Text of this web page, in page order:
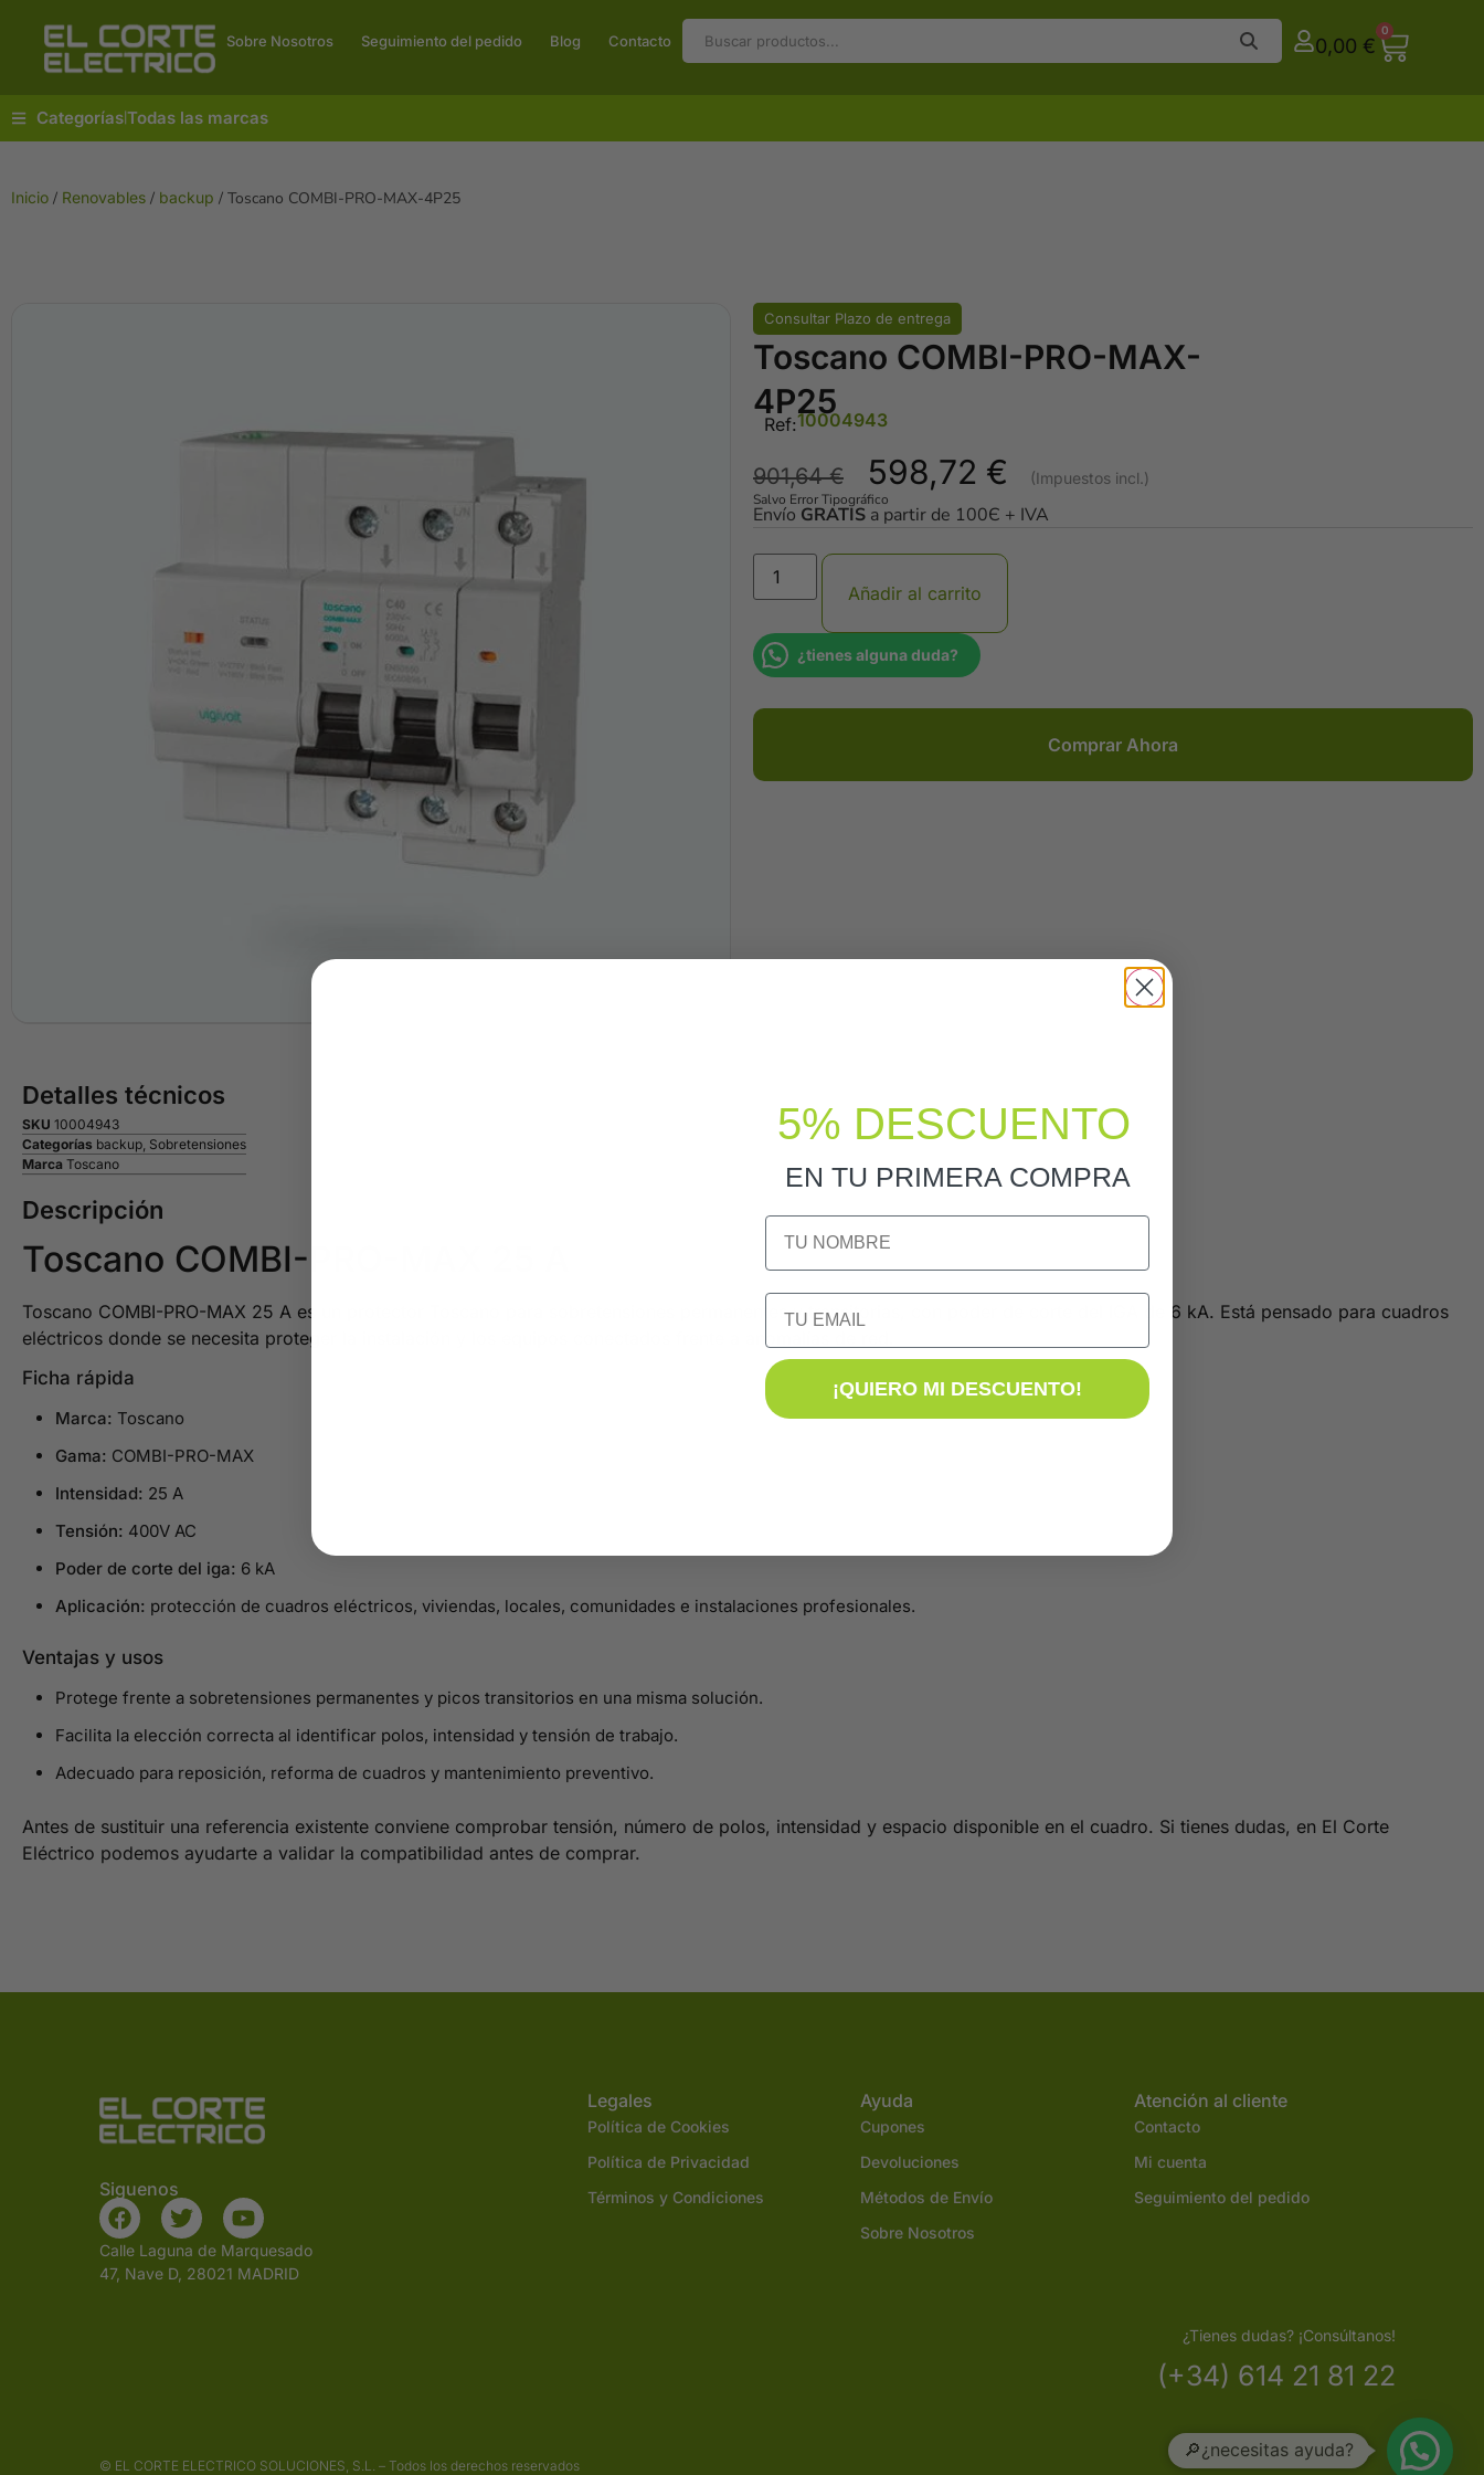
Sobre Nosotros Seguimiento del pedido Blog Contacto 0,00 €
0
Categorías| Todas las marcas
Inicio / Renovables / backup / Toscano COMBI-PRO-MAX-4P25
Consultar Plazo de entrega
Toscano COMBI-PRO-MAX-
4P25
Ref:10004943
901,64€ 598,72 €
Salvo Error Tipográfico
Envío GRATIS a partir de 100Є + IVA
Añadir al carrito
¿tienes alguna duda?
Comprar Ahora
Detalles técnicos
SKU 10004943
Categorías backup Sobretensiones
Marca Toscano
Descripción
Toscano COMBI-PRO-MAX 25 A
Toscano COMBI-PRO-MAX 25 A es un protector Toscano para sobretensiones permanentes y transitorias, con poder de corte del IGA de 6 kA. Está pensado para cuadros
eléctricos donde se necesita proteger la instalación y los equipos conectados frente a anomalías de red.
Ficha rápida
Marca: Toscano
Gama: COMBI-PRO-MAX
Intensidad: 25 A
Tensión: 400V AC
Poder de corte del iga: 6 kA
Aplicación: protección de cuadros eléctricos, viviendas, locales, comunidades e instalaciones profesionales.
Ventajas y usos
Protege frente a sobretensiones permanentes y picos transitorios en una misma solución.
Facilita la elección correcta al identificar polos, intensidad y tensión de trabajo.
Adecuado para reposición, reforma de cuadros y mantenimiento preventivo.
Antes de sustituir una referencia existente conviene comprobar tensión, número de polos, intensidad y espacio disponible en el cuadro. Si tienes dudas, en El Corte
Eléctrico podemos ayudarte a validar la compatibilidad antes de comprar.
Siguenos
Calle Laguna de Marquesado
47, Nave D, 28021 MADRID
Legales
Política de Cookies
Política de Privacidad
Términos y Condiciones
Ayuda
Cupones
Devoluciones
Métodos de Envío
Sobre Nosotros
Atención al cliente
Contacto
Mi cuenta
Seguimiento del pedido
¿Tienes dudas? ¡Consúltanos!
(+34) 614 21 81 22
© EL CORTE ELECTRICO SOLUCIONES, S.L. – Todos los derechos reservados
🔎¿necesitas ayuda?
5% DESCUENTO
EN TU PRIMERA COMPRA
NOMBRE
Email
¡QUIERO MI DESCUENTO!